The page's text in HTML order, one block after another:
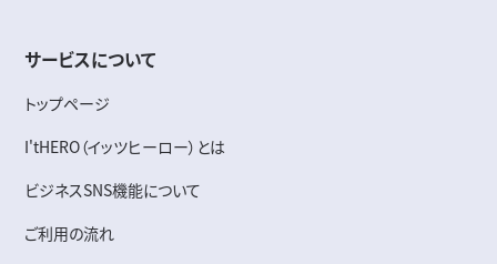
サービスについて
トップページ
I'tHERO（イッツヒーロー）とは
ビジネスSNS機能について
ご利用の流れ